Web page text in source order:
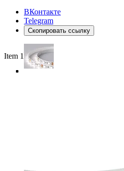
ВКонтакте
Telegram
Скопировать ссылку
Item 1 of 4